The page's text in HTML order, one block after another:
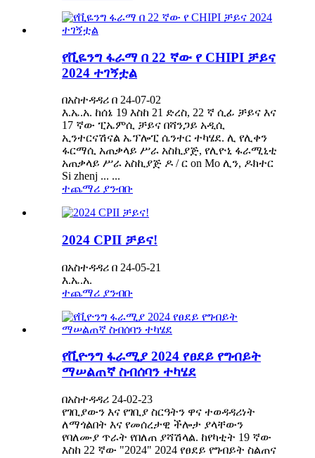
የቪዬንግ ፋራማ በ 22 ኛው የ CHIPI ቻይና
2024 ተገኝቷል
በአስተዳዳሪ በ 24-07-02
እ.ኤ.አ. ከሰኔ 19 እስከ 21 ድረስ, 22 ኛ ሲፊ ቻይና እና
17 ኛው ፒኤምሲ ቻይና በሻንጋይ አዲሲ
ኢንተርናሽናል ኤፕሎፒ ሴንተር ተካሄደ. ሊ የሊቀን
ፋርማሲ አጠቃላይ ሥራ አስኪያጅ, የሊዮኒ ፋራሚኒቲ
አጠቃላይ ሥራ አስኪያጅ ዶ / ር on Mo ሊን, ዶክተር
Si zhenj ... ...
ተጨማሪ ያንብቡ
2024 CPII ቻይና!
በአስተዳዳሪ በ 24-05-21
እ.ኤ.አ.
ተጨማሪ ያንብቡ
የቪዮንግ ፋራሚያ 2024 የፀደይ የግብይት
ማሠልጠኛ ስብሰባን ተካሄደ
በአስተዳዳሪ 24-02-23
የገቢያውን እና የገቢያ ስርዓትን ዋና ተወዳዳሪነት
ለማጎልበት እና የመሰረታዊ ችሎታ ያላቸውን
የባለሙያ ጥራት የበለጠ ያሻሽላል. ከየካቲት 19 ኛው
እስከ 22 ኛው "2024" 2024 የፀደይ የግብይት ስልጠና